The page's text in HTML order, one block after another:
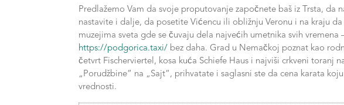
Predlažemo Vam da svoje proputovanje započnete baš iz Trsta, da
nastavite i dalje, da posetite Vićencu ili obližnju Veronu i na kraju
muzejima sveta gde se čuvaju dela najvećih umetnika svih
https://podgorica.taxi/ bez daha. Grad u Nemačkoj poznat kao
četvrt Fischerviertel, kosa kuća Schiefe Haus i najviši crkveni toranj
„Porudžbine“ na „Sajt“, prihvatate i saglasni ste da cena karata
vrednosti.